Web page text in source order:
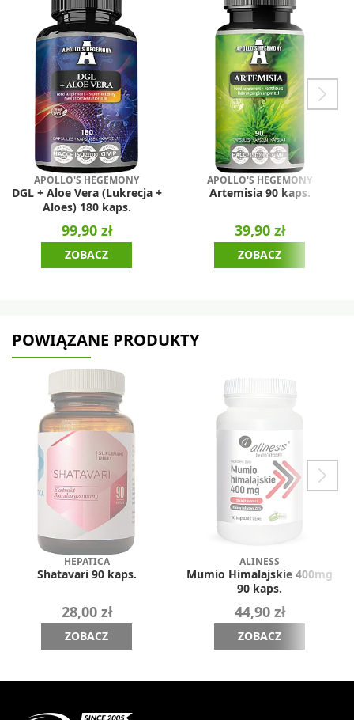
APOLLO'S HEGEMONY
DGL + Aloe Vera (Lukrecja +
Aloes) 180 kaps.
99,90 zł
ZOBACZ
APOLLO'S HEGEMONY
Artemisia 90 kaps.
39,90 zł
ZOBACZ
POWIĄZANE PRODUKTY
HEPATICA
Shatavari 90 kaps.
28,00 zł
ZOBACZ
ALINESS
Mumio Himalajskie 400mg
90 kaps.
44,90 zł
ZOBACZ